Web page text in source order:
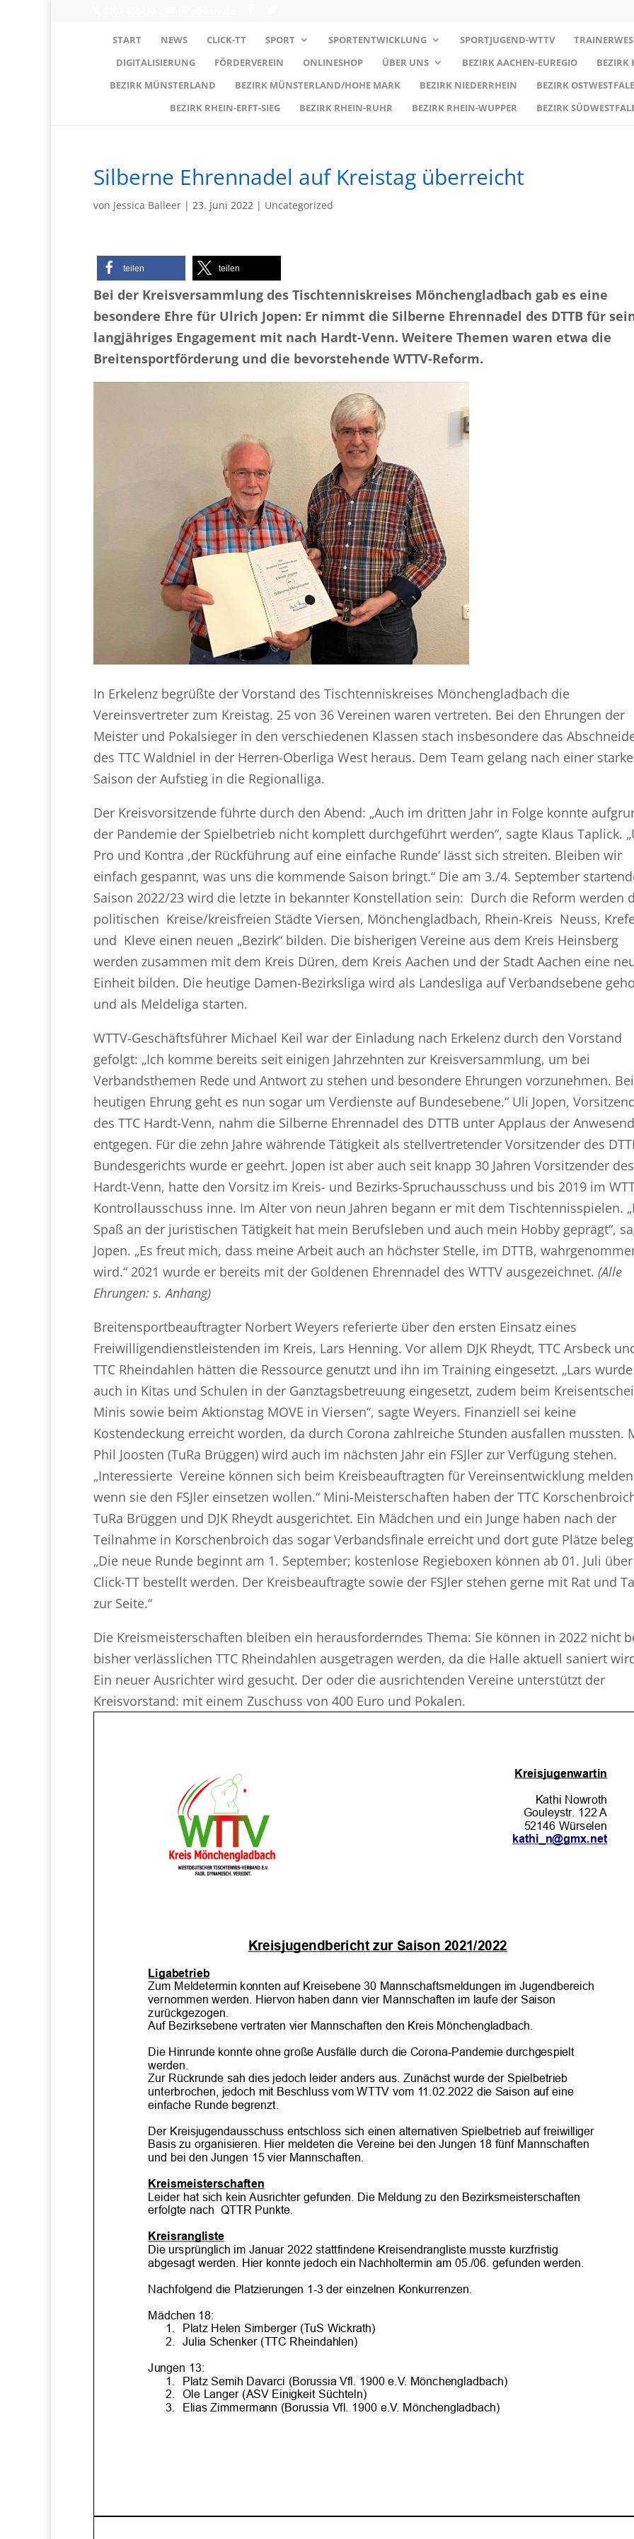
START NEWS CLICK-TT SPORT SPORTENTWICKLUNG SPORTJUGEND-WTTV
DIGITALISIERUNG
FÖRDERVEREIN ONLINESHOP ÜBER UNS BEZIRK AACHEN-EUREGIO BEZIRK
BEZIRK MÜNSTERLAND
BEZIRK MÜNSTERLAND/HOHE MARK BEZIRK NIEDERRHEIN BEZIRK
BEZIRK RHEIN-ERFT-SIEG
BEZIRK RHEIN-RUHR BEZIRK RHEIN-WUPPER BEZIRK
Silberne Ehrennadel auf Kreistag überreicht
von Jessica Balleer | 23. Juni 2022 | Uncategorized
teilen teilen
Bei der Kreisversammlung des Tischtenniskreises Mönchengladbach gab es eine
besondere Ehre für Ulrich Jopen: Er nimmt die Silberne Ehrennadel des DTTB für
langjähriges Engagement mit nach Hardt-Venn. Weitere Themen waren etwa die
Breitensportförderung und die bevorstehende WTTV-Reform.
In Erkelenz begrüßte der Vorstand des Tischtenniskreises Mönchengladbach die
Vereinsvertreter zum Kreistag. 25 von 36 Vereinen waren vertreten. Bei den Ehrungen der
Meister und Pokalsieger in den verschiedenen Klassen stach insbesondere das
des TTC Waldniel in der Herren-Oberliga West heraus. Dem Team gelang nach einer
Saison der Aufstieg in die Regionalliga.
Der Kreisvorsitzende führte durch den Abend: „Auch im dritten Jahr in Folge konnte
der Pandemie der Spielbetrieb nicht komplett durchgeführt werden“, sagte Klaus Taplick.
Pro und Kontra ,der Rückführung auf eine einfache Runde‘ lässt sich streiten. Bleiben wir
einfach gespannt, was uns die kommende Saison bringt.“ Die am 3./4. September
Saison 2022/23 wird die letzte in bekannter Konstellation sein: Durch die Reform werden
politischen Kreise/kreisfreien Städte Viersen, Mönchengladbach, Rhein-Kreis Neuss,
und Kleve einen neuen „Bezirk“ bilden. Die bisherigen Vereine aus dem Kreis Heinsberg
werden zusammen mit dem Kreis Düren, dem Kreis Aachen und der Stadt Aachen eine
Einheit bilden. Die heutige Damen-Bezirksliga wird als Landesliga auf Verbandsebene
und als Meldeliga starten.
WTTV-Geschäftsführer Michael Keil war der Einladung nach Erkelenz durch den Vorstand
gefolgt: „Ich komme bereits seit einigen Jahrzehnten zur Kreisversammlung, um bei
Verbandsthemen Rede und Antwort zu stehen und besondere Ehrungen vorzunehmen.
heutigen Ehrung geht es nun sogar um Verdienste auf Bundesebene.“ Uli Jopen,
des TTC Hardt-Venn, nahm die Silberne Ehrennadel des DTTB unter Applaus der
entgegen. Für die zehn Jahre währende Tätigkeit als stellvertretender Vorsitzender des
Bundesgerichts wurde er geehrt. Jopen ist aber auch seit knapp 30 Jahren Vorsitzender des
Hardt-Venn, hatte den Vorsitz im Kreis- und Bezirks-Spruchausschuss und bis 2019 im
Kontrollausschuss inne. Im Alter von neun Jahren begann er mit dem Tischtennisspielen.
Spaß an der juristischen Tätigkeit hat mein Berufsleben und auch mein Hobby geprägt“,
Jopen. „Es freut mich, dass meine Arbeit auch an höchster Stelle, im DTTB,
wird.“ 2021 wurde er bereits mit der Goldenen Ehrennadel des WTTV ausgezeichnet. (Alle
Ehrungen: s. Anhang)
Breitensportbeauftragter Norbert Weyers referierte über den ersten Einsatz eines
Freiwilligendienstleistenden im Kreis, Lars Henning. Vor allem DJK Rheydt, TTC Arsbeck
TTC Rheindahlen hätten die Ressource genutzt und ihn im Training eingesetzt. „Lars wurde
auch in Kitas und Schulen in der Ganztagsbetreuung eingesetzt, zudem beim
Minis sowie beim Aktionstag MOVE in Viersen“, sagte Weyers. Finanziell sei keine
Kostendeckung erreicht worden, da durch Corona zahlreiche Stunden ausfallen mussten.
Phil Joosten (TuRa Brüggen) wird auch im nächsten Jahr ein FSJler zur Verfügung stehen.
„Interessierte Vereine können sich beim Kreisbeauftragten für Vereinsentwicklung
wenn sie den FSJler einsetzen wollen.“ Mini-Meisterschaften haben der TTC
TuRa Brüggen und DJK Rheydt ausgerichtet. Ein Mädchen und ein Junge haben nach der
Teilnahme in Korschenbroich das sogar Verbandsfinale erreicht und dort gute Plätze
„Die neue Runde beginnt am 1. September; kostenlose Regieboxen können ab 01. Juli über
Click-TT bestellt werden. Der Kreisbeauftragte sowie der FSJler stehen gerne mit Rat und
zur Seite.“
Die Kreismeisterschaften bleiben ein herausforderndes Thema: Sie können in 2022 nicht
bisher verlässlichen TTC Rheindahlen ausgetragen werden, da die Halle aktuell saniert
Ein neuer Ausrichter wird gesucht. Der oder die ausrichtenden Vereine unterstützt der
Kreisvorstand: mit einem Zuschuss von 400 Euro und Pokalen.